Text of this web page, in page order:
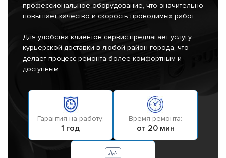
профессиональное оборудование, что значительно
повышает качество и скорость проводимых работ.
Для удобства клиентов сервис предлагает услугу
курьерской доставки в любой район города, что
делает процесс ремонта более комфортным и
доступным.
Гарантия на работу:
1 год
Время ремонта:
от 20 мин